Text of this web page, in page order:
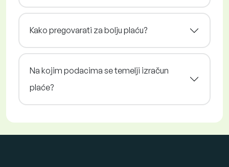
Kako pregovarati za bolju plaću?
Na kojim podacima se temelji izračun
plaće?